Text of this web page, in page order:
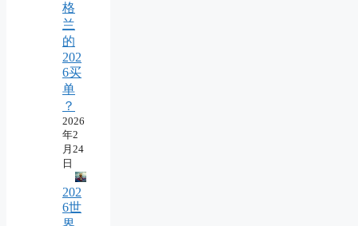
格
兰
的
202
6买
单
？
2026
年2
月24
日
202
6世